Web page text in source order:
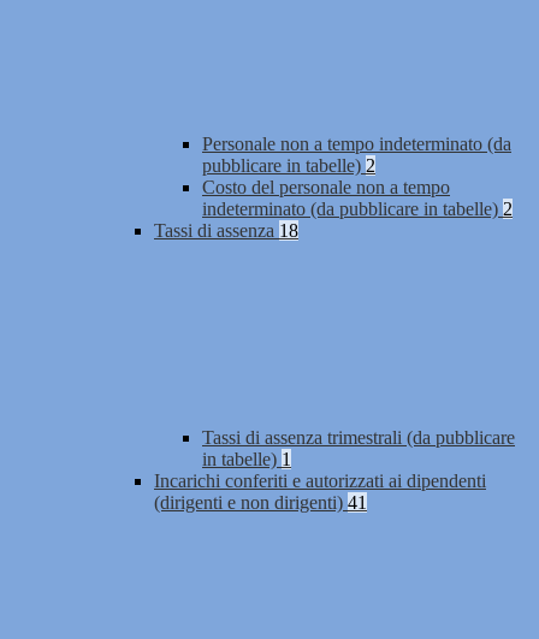
Personale non a tempo indeterminato (da
pubblicare in tabelle) 2
Costo del personale non a tempo
indeterminato (da pubblicare in tabelle) 2
Tassi di assenza 18
Tassi di assenza trimestrali (da pubblicare
in tabelle) 1
Incarichi conferiti e autorizzati ai dipendenti
(dirigenti e non dirigenti) 41